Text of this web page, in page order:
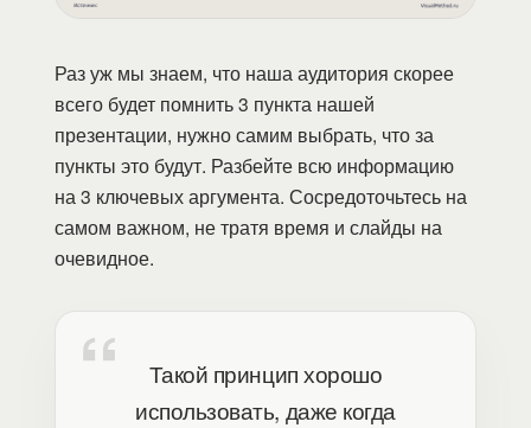
Раз уж мы знаем, что наша аудитория скорее
всего будет помнить 3 пункта нашей
презентации, нужно самим выбрать, что за
пункты это будут. Разбейте всю информацию
на 3 ключевых аргумента. Сосредоточьтесь на
самом важном, не тратя время и слайды на
очевидное.
Такой принцип хорошо
использовать, даже когда